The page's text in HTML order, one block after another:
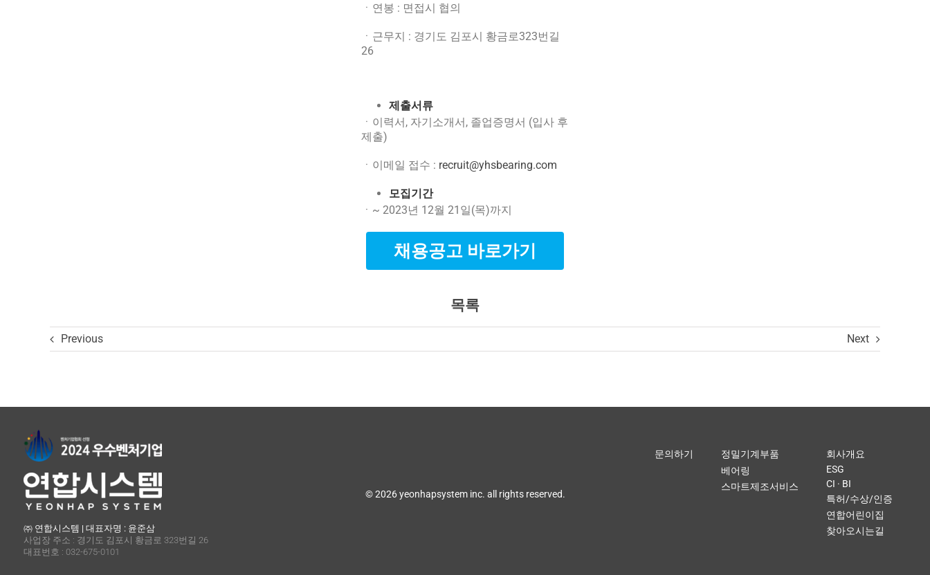
ㆍ연봉 : 면접시 협의
ㆍ근무지 : 경기도 김포시 황금로323번길
26
제출서류
ㆍ이력서, 자기소개서, 졸업증명서 (입사 후
제출)
ㆍ이메일 접수 : recruit@yhsbearing.com
모집기간
ㆍ~ 2023년 12월 21일(목)까지
채용공고 바로가기
목록
Previous Next
㈜ 연합시스템 | 대표자명 : 윤준삼
사업장 주소 : 경기도 김포시 황금로 323번길 26
대표번호 : 032-675-0101
© 2026 yeonhapsystem inc. all rights reserved.
문의하기
정밀기계부품
베어링
스마트제조서비스
회사개요
ESG
CI · BI
특허/수상/인증
연합어린이집
찾아오시는길